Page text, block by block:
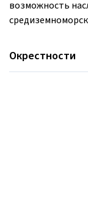
возможность
Окрестности